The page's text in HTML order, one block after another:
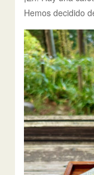
Hemos decidido